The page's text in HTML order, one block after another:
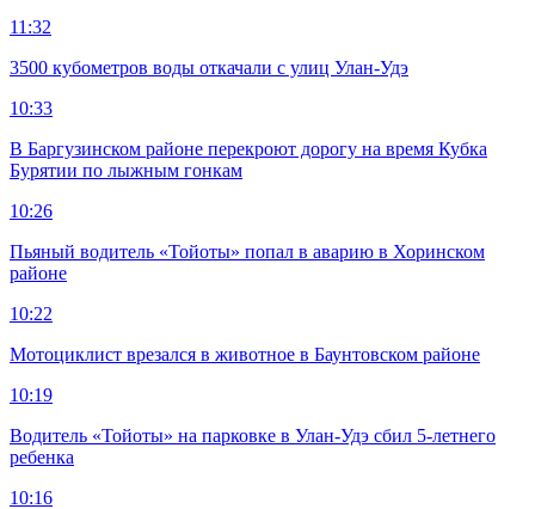
11:32
3500 кубометров воды откачали с улиц Улан-Удэ
10:33
В Баргузинском районе перекроют дорогу на время Кубка
Бурятии по лыжным гонкам
10:26
Пьяный водитель «Тойоты» попал в аварию в Хоринском
районе
10:22
Мотоциклист врезался в животное в Баунтовском районе
10:19
Водитель «Тойоты» на парковке в Улан-Удэ сбил 5-летнего
ребенка
10:16